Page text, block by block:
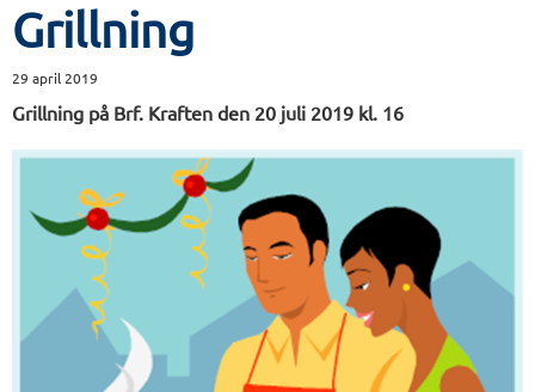
Grillning
29 april 2019
Grillning på Brf. Kraften den 20 juli 2019 kl. 16